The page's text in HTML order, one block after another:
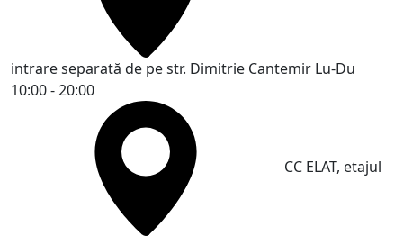
intrare separată de pe str. Dimitrie Cantemir Lu-Du
10:00 - 20:00
CC ELAT, etajul